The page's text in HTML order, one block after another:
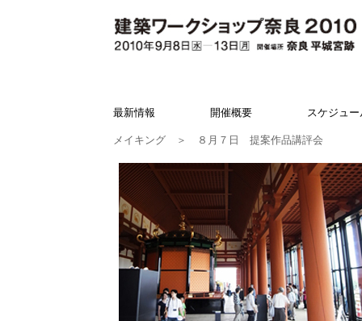
最新情報 開催概要 スケジュー
メイキング ＞ ８月７日 提案作品講評会